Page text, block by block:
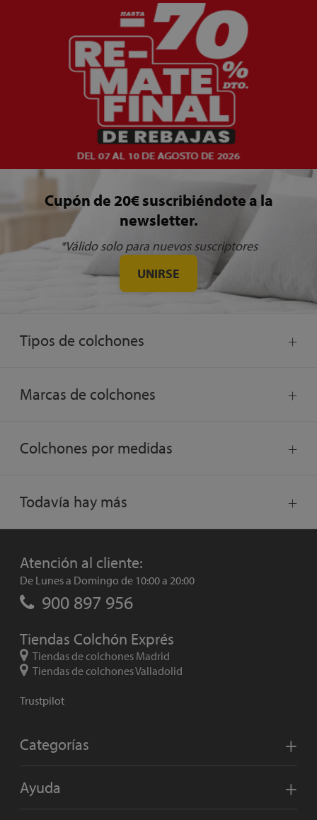
Cupón de 20€ suscribiéndote a la
newsletter.
*Válido solo para nuevos suscriptores
UNIRSE
Tipos de colchones
Marcas de colchones
Colchones por medidas
Todavía hay más
Atención al cliente:
De Lunes a Domingo de 10:00 a 20:00
900 897 956
Tiendas Colchón Exprés
Tiendas de colchones Madrid
Tiendas de colchones Valladolid
Trustpilot
Categorías
Ayuda